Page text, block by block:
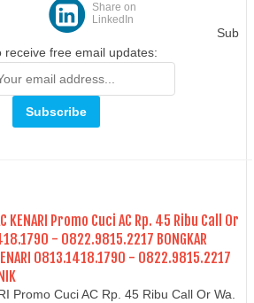
Share on
LinkedIn
Sub
receive free email updates:
KENARI Promo Cuci AC Rp. 45 Ribu Call Or
- 0822.9815.2217 BONGKAR
KENARI 0813.1418.1790 - 0822.9815.2217
Promo Cuci AC Rp. 45 Ribu Call Or Wa.